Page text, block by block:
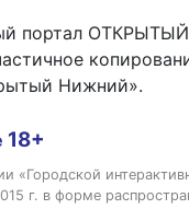
портал
Нижний».
18+
«Городской
г. в форме